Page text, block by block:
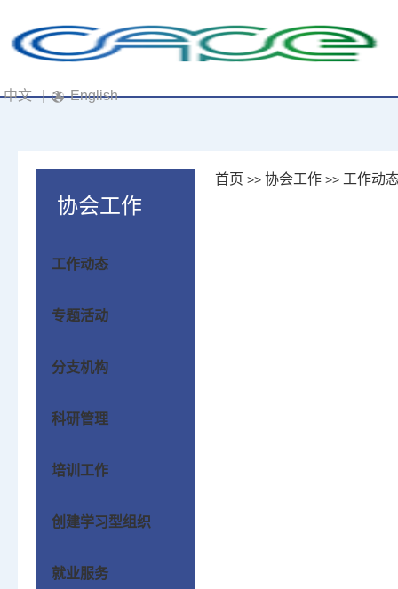
中文 | English
协会工作
工作动态
专题活动
分支机构
科研管理
培训工作
创建学习型组织
就业服务
首页 >> 协会工作>> 工作动